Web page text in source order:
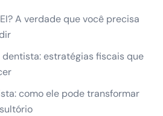
A verdade que você precisa
estratégias fiscais que
como ele pode transformar